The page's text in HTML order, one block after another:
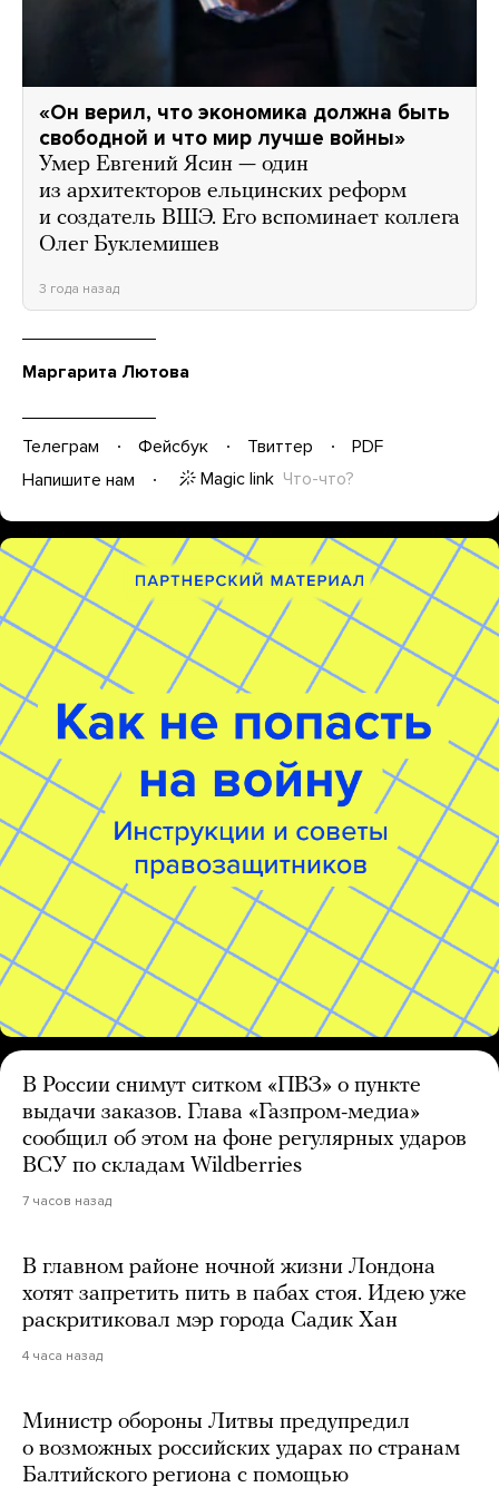
«Он верил, что экономика должна быть
свободной и что мир лучше войны»
Умер Евгений Ясин — один
из архитекторов ельцинских реформ
и создатель ВШЭ. Его вспоминает коллега
Олег Буклемишев
3 года назад
Маргарита Лютова
Телеграм Фейсбук Твиттер
PDF
Напишите нам
Magic link Что-что?
В России снимут ситком «ПВЗ» о пункте
выдачи заказов. Глава «Газпром-медиа»
сообщил об этом на фоне регулярных ударов
ВСУ по складам Wildberries
7 часов назад
В главном районе ночной жизни Лондона
хотят запретить пить в пабах стоя. Идею уже
раскритиковал мэр города Садик Хан
4 часа назад
Министр обороны Литвы предупредил
о возможных российских ударах по странам
Балтийского региона с помощью